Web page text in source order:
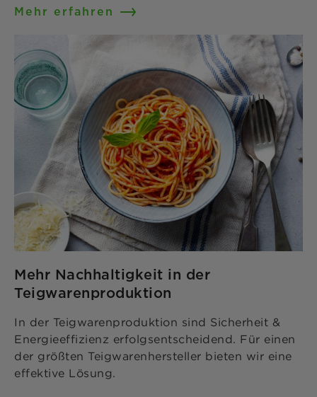
Mehr erfahren
Mehr Nachhaltigkeit in der
Teigwarenproduktion
In der Teigwarenproduktion sind Sicherheit &
Energieeffizienz erfolgsentscheidend. Für einen
der größten Teigwarenhersteller bieten wir eine
effektive Lösung.